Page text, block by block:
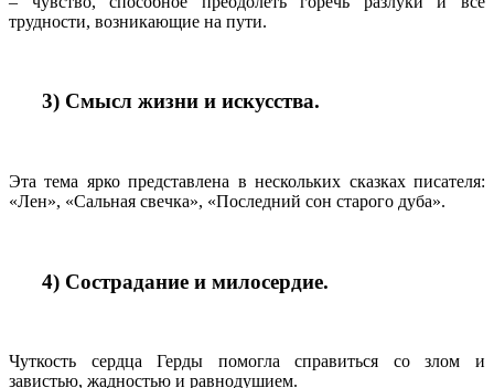
трудности, возникающие на пути.
3) Смысл жизни и искусства.
Эта тема ярко представлена в нескольких сказках писателя:
«Лен», «Сальная свечка», «Последний сон старого дуба».
4) Сострадание и милосердие.
Чуткость сердца Герды помогла справиться со злом и
завистью, жадностью и равнодушием.